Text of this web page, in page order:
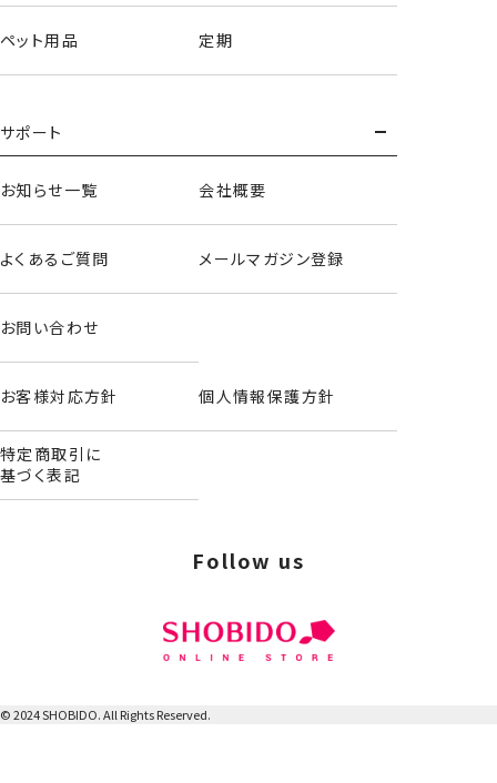
ペット用品 定期
サポート
お知らせ一覧 会社概要
よくあるご質問 メールマガジン登録
お問い合わせ
お客様対応方針 個人情報保護方針
特定商取引に
基づく表記
© 2024 SHOBIDO. All Rights Reserved.
Follow us